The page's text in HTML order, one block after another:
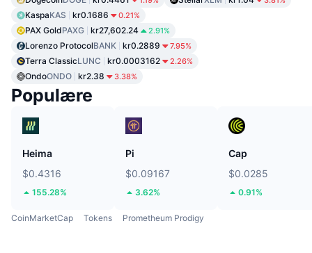
KaspaKAS kr0.1686 0.21%
PAX GoldPAXG kr27,602.24 2.91%
Lorenzo ProtocolBANK kr0.2889 7.95%
Terra ClassicLUNC kr0.0003162 2.26%
OndoONDO kr2.38 3.38%
Populære
Heima
$0.4316
155.28%
Pi
$0.09167
3.62%
Cap
$0.0285
0.91%
CoinMarketCap Tokens Prometheum Prodigy